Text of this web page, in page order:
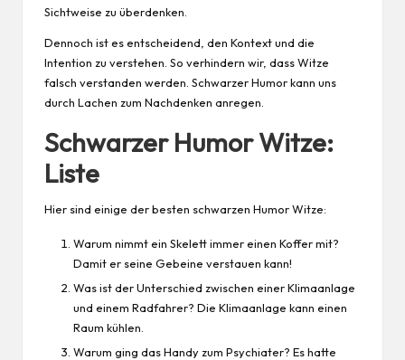
Sichtweise zu überdenken.
Dennoch ist es entscheidend, den Kontext und die
Intention zu verstehen. So verhindern wir, dass Witze
falsch verstanden werden. Schwarzer Humor kann uns
durch Lachen zum Nachdenken anregen.
Schwarzer Humor Witze:
Liste
Hier sind einige der besten schwarzen Humor Witze:
Warum nimmt ein Skelett immer einen Koffer mit?
Damit er seine Gebeine verstauen kann!
Was ist der Unterschied zwischen einer Klimaanlage
und einem Radfahrer? Die Klimaanlage kann einen
Raum kühlen.
Warum ging das Handy zum Psychiater? Es hatte